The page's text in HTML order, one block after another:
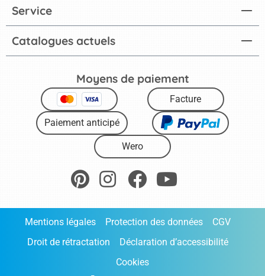
Catalogues actuels
Service
Moyens de paiement
Facture
Paiement anticipé
Wero
Mentions légales Protection des données
CGV
Droit de rétractation
Déclaration d’accessibilité
Cookies